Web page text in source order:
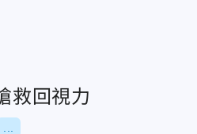
救回視力